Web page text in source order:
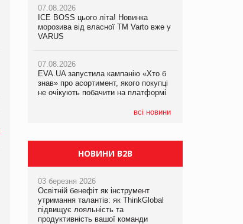
07.08.2026
ICE BOSS цього літа! Новинка
морозива від власної ТМ Varto вже у
VARUS
07.08.2026
EVA.UA запустила кампанію «Хто б
знав» про асортимент, якого покупці
не очікують побачити на платформі
всі новини
07.08.2026
ICE BOSS цього літа! Новинка
морозива від власної ТМ Varto вже у
VARUS
07.08.2026
EVA.UA запустила кампанію «Хто б
знав» про асортимент, якого покупці
не очікують побачити на платформі
07.08.2026
Франція заборонила рекламні дзвінки
НОВИНИ B2B
03 березня 2026
Освітній бенефіт як інструмент
утримання талантів: як ThinkGlobal
підвищує лояльність та
продуктивність вашої команди